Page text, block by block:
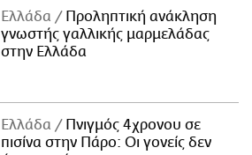
Ελλάδα
Προληπτική ανάκληση
γνωστής γαλλικής μαρμελάδας
στην Ελλάδα
Ελλάδα
Πνιγμός 4χρονου σε
πισίνα στην Πάρο: Οι γονείς δεν